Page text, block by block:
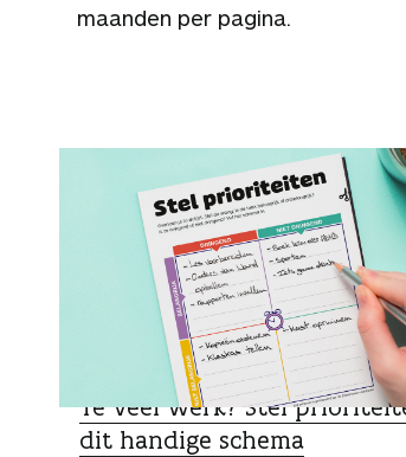
maanden per pagina.
KLIK & PRINT
Te veel werk? Stel
dit handige schema